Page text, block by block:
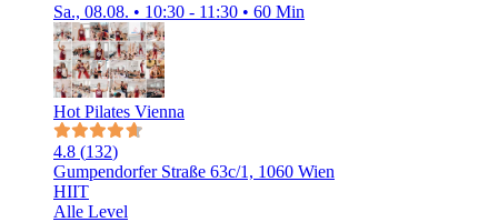
Sa., 08.08. • 10:30 - 11:30 • 60 Min
Hot Pilates Vienna
4.8 (132)
Gumpendorfer Straße 63c/1, 1060 Wien
HIIT
Alle Level